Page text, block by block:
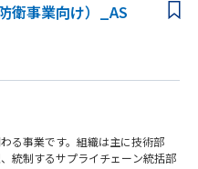
ムリーダー、セールスマネージ
る立場へ。将来的には事業を統括
略を描く役割を担っていただけま
を活かし、物流テックにおける新
ます。
長を推進する。
件状況により変動・出張あり）
等
の進化を加速させているフェーズ
に作っていける環境です。
、変えていく、その社会的意義や
、やり遂げる執着心がある方
ではいかない場合でも新たな打ち
強くインプットとアウトプットが
ックを集められる素直な方
成長したい方
衛事業向け）_AS
る事業です。組織は主に技術部
統制するサプライチェーン統括部